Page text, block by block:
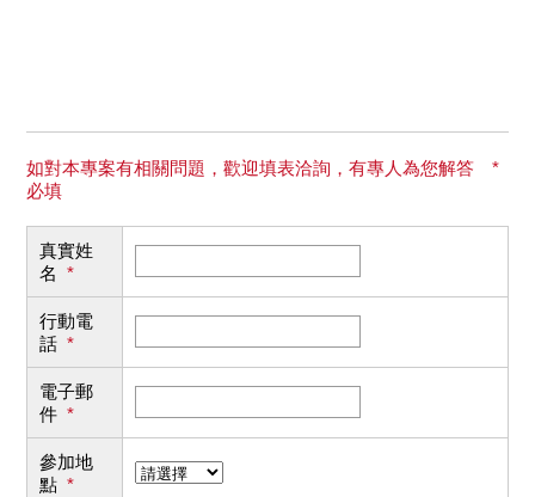
如對本專案有相關問題，歡迎填表洽詢，有專人為您解答 *
必填
真實姓
名 *
行動電
話 *
電子郵
件 *
參加地
點 *